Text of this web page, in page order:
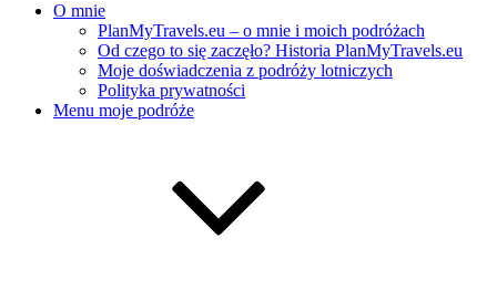
O mnie
PlanMyTravels.eu – o mnie i moich podróżach
Od czego to się zaczęło? Historia PlanMyTravels.eu
Moje doświadczenia z podróży lotniczych
Polityka prywatności
Menu moje podróże